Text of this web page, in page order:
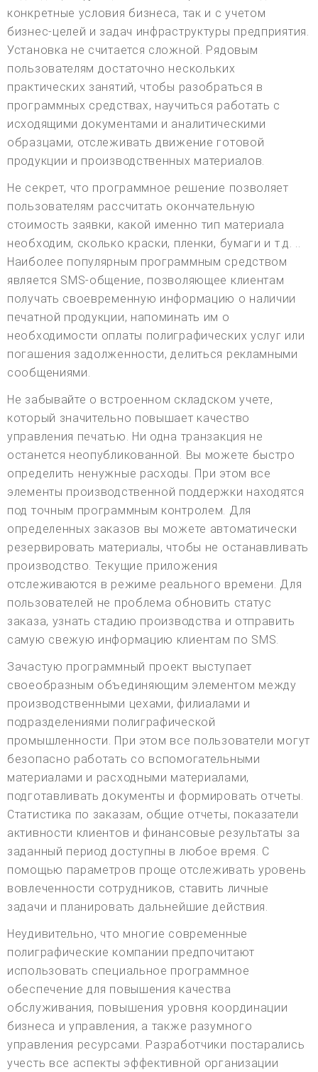
конкретные условия бизнеса, так и с учетом
бизнес-целей и задач инфраструктуры предприятия.
Установка не считается сложной. Рядовым
пользователям достаточно нескольких
практических занятий, чтобы разобраться в
программных средствах, научиться работать с
исходящими документами и аналитическими
образцами, отслеживать движение готовой
продукции и производственных материалов.
Не секрет, что программное решение позволяет
пользователям рассчитать окончательную
стоимость заявки, какой именно тип материала
необходим, сколько краски, пленки, бумаги и т.д. ..
Наиболее популярным программным средством
является SMS-общение, позволяющее клиентам
получать своевременную информацию о наличии
печатной продукции, напоминать им о
необходимости оплаты полиграфических услуг или
погашения задолженности, делиться рекламными
сообщениями.
Не забывайте о встроенном складском учете,
который значительно повышает качество
управления печатью. Ни одна транзакция не
останется неопубликованной. Вы можете быстро
определить ненужные расходы. При этом все
элементы производственной поддержки находятся
под точным программным контролем. Для
определенных заказов вы можете автоматически
резервировать материалы, чтобы не останавливать
производство. Текущие приложения
отслеживаются в режиме реального времени. Для
пользователей не проблема обновить статус
заказа, узнать стадию производства и отправить
самую свежую информацию клиентам по SMS.
Зачастую программный проект выступает
своеобразным объединяющим элементом между
производственными цехами, филиалами и
подразделениями полиграфической
промышленности. При этом все пользователи могут
безопасно работать со вспомогательными
материалами и расходными материалами,
подготавливать документы и формировать отчеты.
Статистика по заказам, общие отчеты, показатели
активности клиентов и финансовые результаты за
заданный период доступны в любое время. С
помощью параметров проще отслеживать уровень
вовлеченности сотрудников, ставить личные
задачи и планировать дальнейшие действия.
Неудивительно, что многие современные
полиграфические компании предпочитают
использовать специальное программное
обеспечение для повышения качества
обслуживания, повышения уровня координации
бизнеса и управления, а также разумного
управления ресурсами. Разработчики постарались
учесть все аспекты эффективной организации